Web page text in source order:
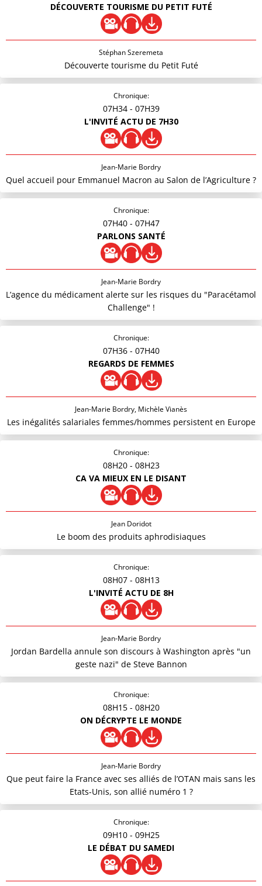
DÉCOUVERTE TOURISME DU PETIT FUTÉ
Stéphan Szeremeta
Découverte tourisme du Petit Futé
Chronique:
07H34 - 07H39
L'INVITÉ ACTU DE 7H30
Jean-Marie Bordry
Quel accueil pour Emmanuel Macron au Salon de l’Agriculture ?
Chronique:
07H40 - 07H47
PARLONS SANTÉ
Jean-Marie Bordry
L’agence du médicament alerte sur les risques du "Paracétamol
Challenge" !
Chronique:
07H36 - 07H40
REGARDS DE FEMMES
Jean-Marie Bordry, Michèle Vianès
Les inégalités salariales femmes/hommes persistent en Europe
Chronique:
08H20 - 08H23
CA VA MIEUX EN LE DISANT
Jean Doridot
Le boom des produits aphrodisiaques
Chronique:
08H07 - 08H13
L'INVITÉ ACTU DE 8H
Jean-Marie Bordry
Jordan Bardella annule son discours à Washington après "un
geste nazi" de Steve Bannon
Chronique:
08H15 - 08H20
ON DÉCRYPTE LE MONDE
Jean-Marie Bordry
Que peut faire la France avec ses alliés de l’OTAN mais sans les
Etats-Unis, son allié numéro 1 ?
Chronique:
09H10 - 09H25
LE DÉBAT DU SAMEDI